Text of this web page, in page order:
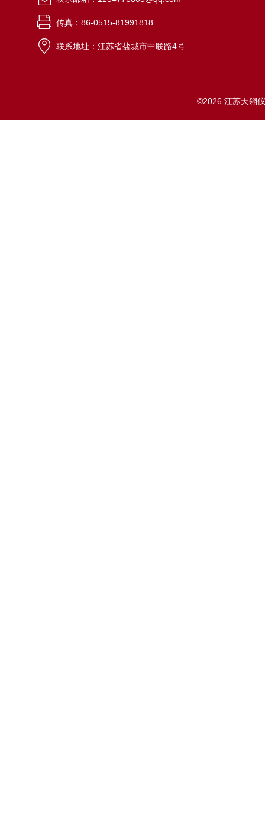
传真：86-0515-81991818
联系地址：江苏省盐城市中联路4号
©2026 江苏天翎